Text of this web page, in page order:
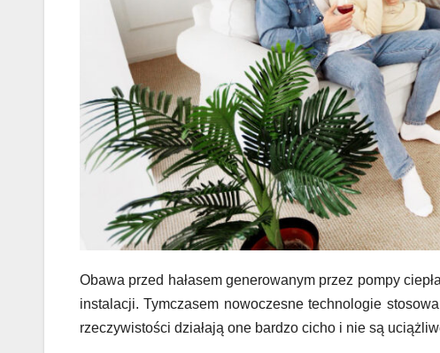
Obawa przed hałasem generowanym przez pompy
instalacji. Tymczasem nowoczesne technologie
rzeczywistości działają one bardzo cicho i nie są